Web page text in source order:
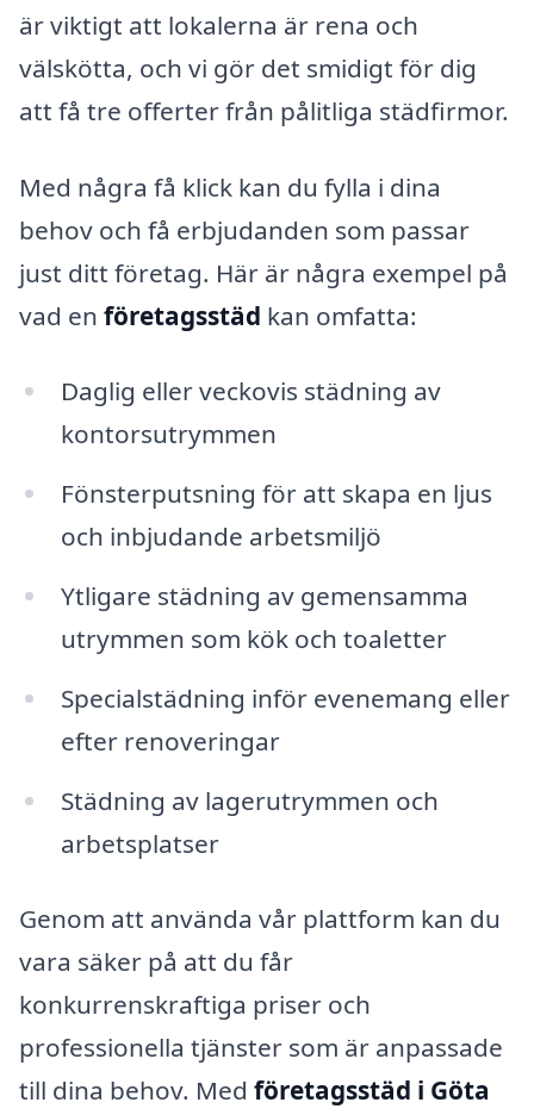
är viktigt att lokalerna är rena och
välskötta, och vi gör det smidigt för dig
att få tre offerter från pålitliga städfirmor.
Med några få klick kan du fylla i dina
behov och få erbjudanden som passar
just ditt företag. Här är några exempel på
vad en företagsstäd kan omfatta:
Daglig eller veckovis städning av
kontorsutrymmen
Fönsterputsning för att skapa en ljus
och inbjudande arbetsmiljö
Ytligare städning av gemensamma
utrymmen som kök och toaletter
Specialstädning inför evenemang eller
efter renoveringar
Städning av lagerutrymmen och
arbetsplatser
Genom att använda vår plattform kan du
vara säker på att du får
konkurrenskraftiga priser och
professionella tjänster som är anpassade
till dina behov. Med företagsstäd i Göta